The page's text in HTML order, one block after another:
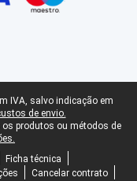
IVA, salvo indicação em
de envio.
produtos ou métodos de
Ficha técnica
Cancelar contrato